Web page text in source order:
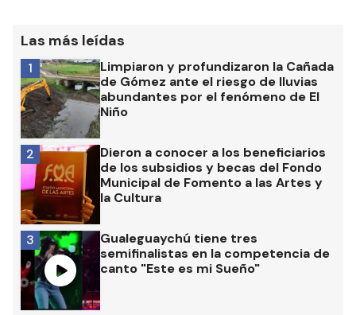
Las más leídas
Limpiaron y profundizaron la Cañada
de Gómez ante el riesgo de lluvias
abundantes por el fenómeno de El
Niño
1
Dieron a conocer a los beneficiarios
de los subsidios y becas del Fondo
Municipal de Fomento a las Artes y
la Cultura
2
Gualeguaychú tiene tres
semifinalistas en la competencia de
canto "Este es mi Sueño"
3